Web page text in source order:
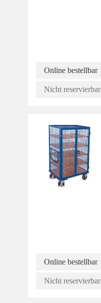
Online bestellbar
Nicht reservierbar
Online bestellbar
Nicht reservierbar